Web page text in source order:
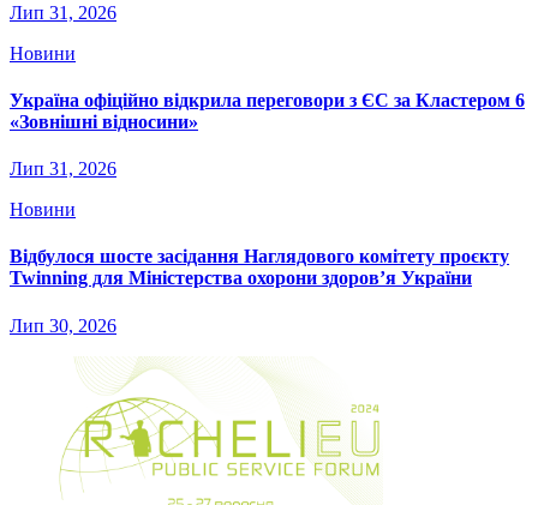
Лип 31, 2026
Новини
Україна офіційно відкрила переговори з ЄС за Кластером 6
«Зовнішні відносини»
Лип 31, 2026
Новини
Відбулося шосте засідання Наглядового комітету проєкту
Twinning для Міністерства охорони здоров’я України
Лип 30, 2026